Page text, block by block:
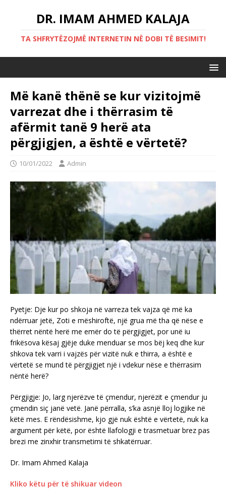
DR. IMAM AHMED KALAJA
TA SHFRYTËZOJMË INTERNETIN NË DOBI TË BESIMIT!
Më kanë thënë se kur vizitojmë
varrezat dhe i thërrasim të
afërmit tanë 9 herë ata
përgjigjen, a është e vërtetë?
10/01/2022 Admin
Pyetje: Dje kur po shkoja në varreza tek vajza që më ka
ndërruar jetë, Zoti e mëshiroftë, një grua më tha që nëse e
thërret nëntë herë me emër do të përgjigjet, por unë iu
frikësova kësaj gjëje duke menduar se mos bëj keq dhe kur
shkova tek varri i vajzës për vizitë nuk e thirra, a është e
vërtetë se mund të përgjigjet një i vdekur nëse e thërrasim
nëntë herë?
Përgjigje: Jo, larg njerëzve të çmendur, njerëzit e çmendur ju
çmendin siç janë vetë. Janë përralla, s’ka asnjë lloj logjike në
këtë mes. E rëndësishme, kjo gjë nuk është e vërtetë, nuk ka
argument për këtë, por është llafologji e trasmetuar brez pas
brezi me zinxhir transmetimi të shkatërruar.
Dr. Imam Ahmed Kalaja
Kliko këtu për të shikuar videon